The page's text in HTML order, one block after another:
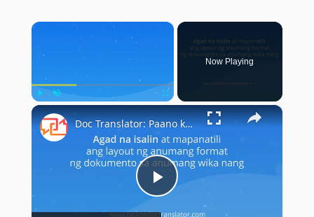
×
Play Unmute Fullscreen
Now Playing
×
Play
Doc Translator: Paano ko magagamit ang tagasalin ng dokumento?